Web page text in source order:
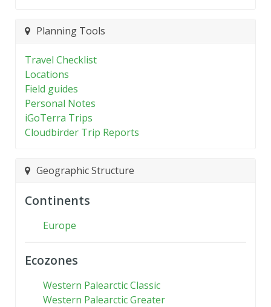
Planning Tools
Travel Checklist
Locations
Field guides
Personal Notes
iGoTerra Trips
Cloudbirder Trip Reports
Geographic Structure
Continents
Europe
Ecozones
Western Palearctic Classic
Western Palearctic Greater